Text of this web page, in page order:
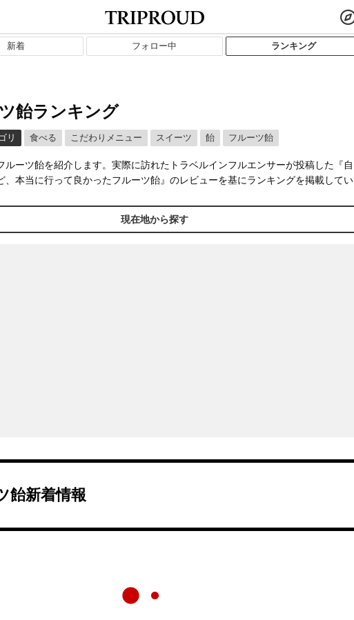
新着 フォロー中 ランキング
飴ランキング
リ 食べる こだわりメニュー スイーツ 飴 フルーツ飴
ルーツ飴を紹介します。実際に訪れたトラベルインフルエンサーが投稿した『自
、本当に行って良かったフルーツ飴』のレビューを基にランキングを掲載してい
現在地から探す
飴新着情報